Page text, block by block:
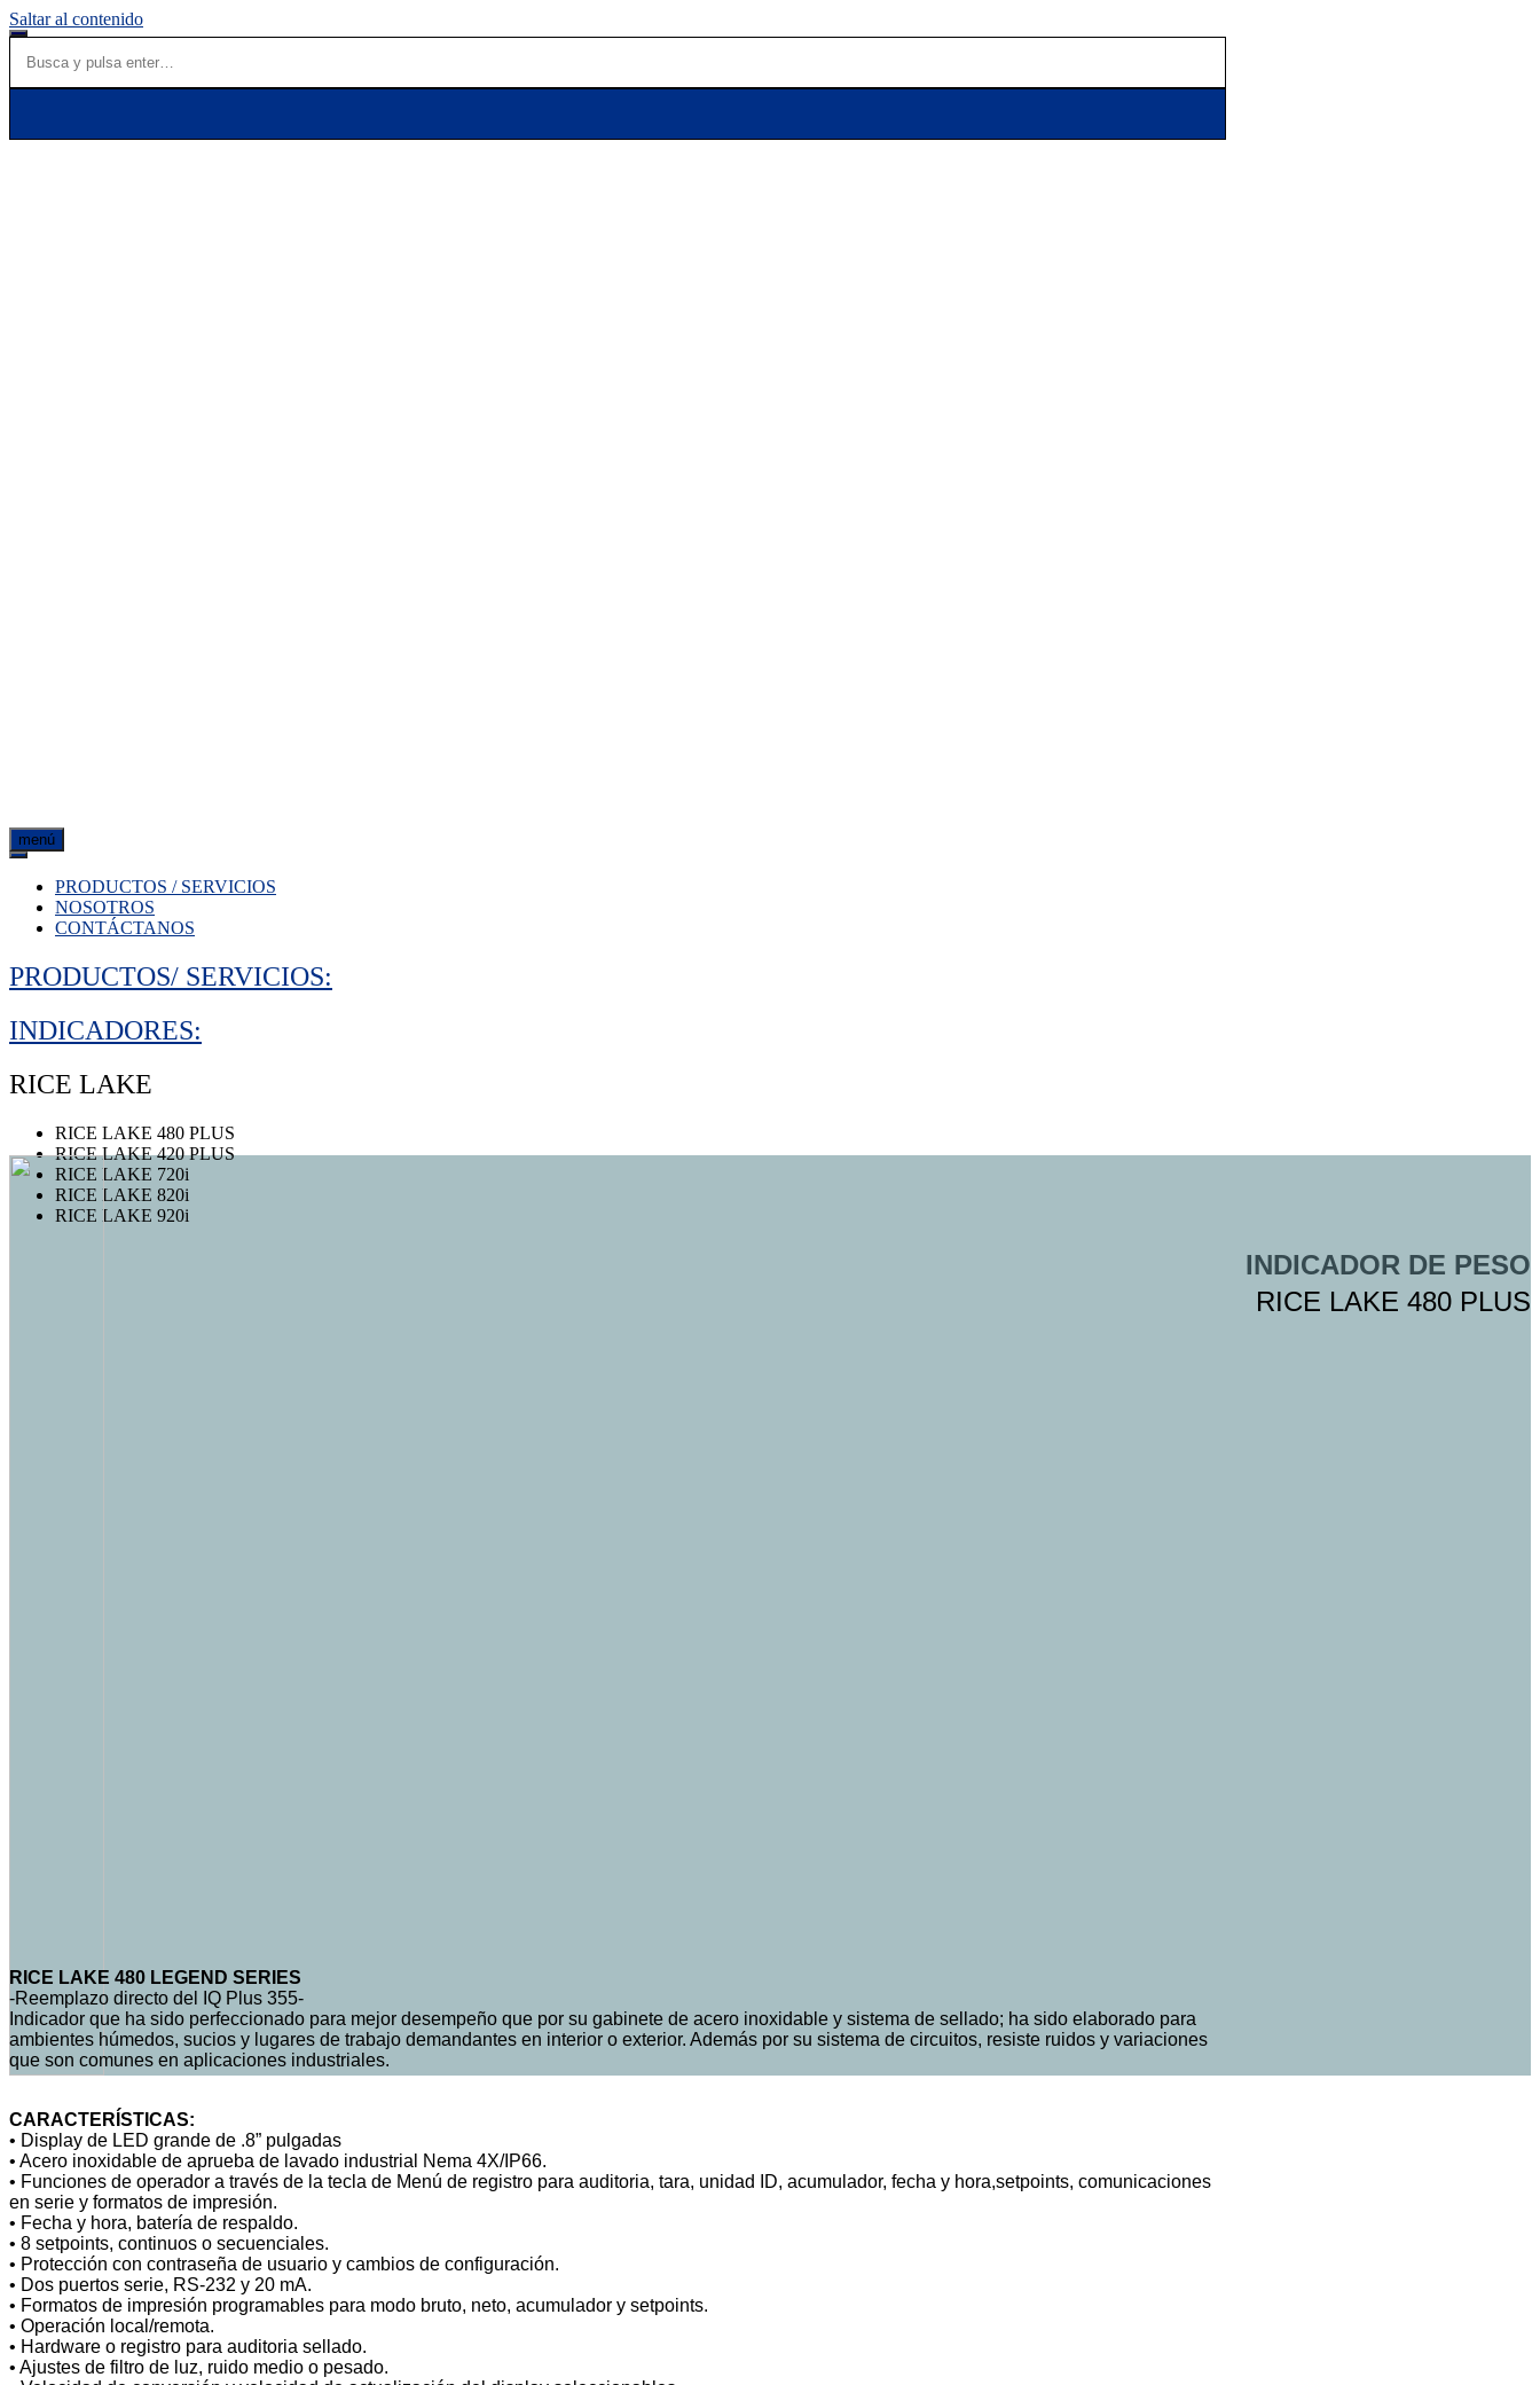
Saltar al contenido
menú
PRODUCTOS / SERVICIOS
NOSOTROS
CONTÁCTANOS
PRODUCTOS/ SERVICIOS:
INDICADORES:
RICE LAKE
RICE LAKE 480 PLUS
RICE LAKE 420 PLUS
RICE LAKE 720i
RICE LAKE 820i
RICE LAKE 920i
INDICADOR DE PESO
RICE LAKE 480 PLUS
RICE LAKE 480 LEGEND SERIES
-Reemplazo directo del IQ Plus 355-
Indicador que ha sido perfeccionado para mejor desempeño que por su gabinete de acero inoxidable y sistema de sellado; ha sido elaborado para
ambientes húmedos, sucios y lugares de trabajo demandantes en interior o exterior. Además por su sistema de circuitos, resiste ruidos y variaciones
que son comunes en aplicaciones industriales.
CARACTERÍSTICAS:
• Display de LED grande de .8” pulgadas
• Acero inoxidable de aprueba de lavado industrial Nema 4X/IP66.
• Funciones de operador a través de la tecla de Menú de registro para auditoria, tara, unidad ID, acumulador, fecha y hora,setpoints, comunicaciones
en serie y formatos de impresión.
• Fecha y hora, batería de respaldo.
• 8 setpoints, continuos o secuenciales.
• Protección con contraseña de usuario y cambios de configuración.
• Dos puertos serie, RS-232 y 20 mA.
• Formatos de impresión programables para modo bruto, neto, acumulador y setpoints.
• Operación local/remota.
• Hardware o registro para auditoria sellado.
• Ajustes de filtro de luz, ruido medio o pesado.